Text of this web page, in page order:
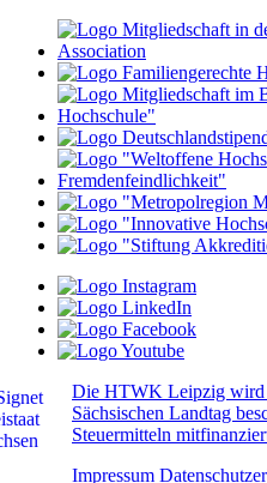
Die HTWK Leipzig wird
Sächsischen Landtag
Steuermitteln
Impressum